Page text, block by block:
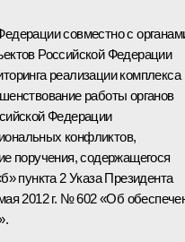
совместно с
Российской Федерации
реализации комплекса
работы органов
Федерации
конфликтов,
поручения, содержащегося
пункта 2 Указа Президента
2012 г. № 602 «Об